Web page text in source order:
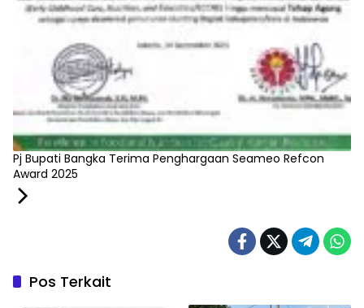
Pj Bupati Bangka Terima Penghargaan Seameo Refcon
Award 2025
Pos Terkait